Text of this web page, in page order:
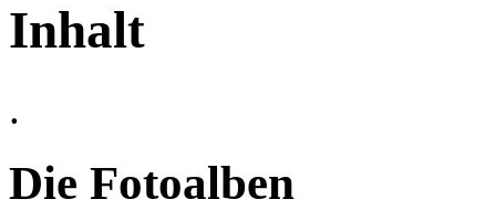
Inhalt
.
Die Fotoalben